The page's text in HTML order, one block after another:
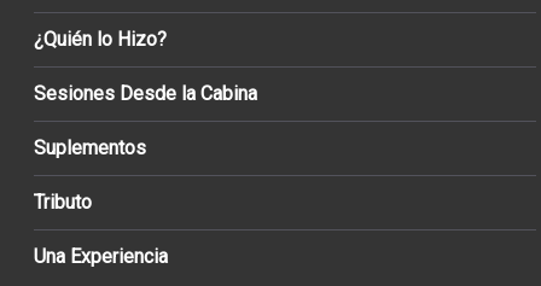
¿Quién lo Hizo?
Sesiones Desde la Cabina
Suplementos
Tributo
Una Experiencia